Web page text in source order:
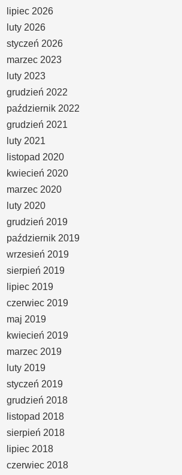
lipiec 2026
luty 2026
styczeń 2026
marzec 2023
luty 2023
grudzień 2022
październik 2022
grudzień 2021
luty 2021
listopad 2020
kwiecień 2020
marzec 2020
luty 2020
grudzień 2019
październik 2019
wrzesień 2019
sierpień 2019
lipiec 2019
czerwiec 2019
maj 2019
kwiecień 2019
marzec 2019
luty 2019
styczeń 2019
grudzień 2018
listopad 2018
sierpień 2018
lipiec 2018
czerwiec 2018